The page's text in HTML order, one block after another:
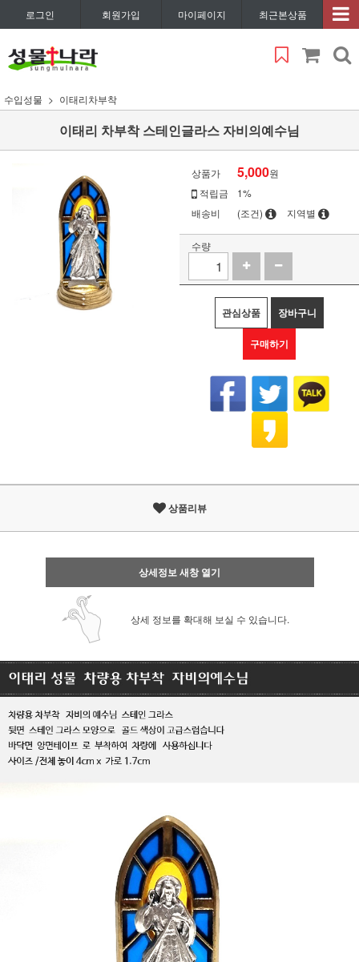
로그인 회원가입 마이페이지 최근본상품
수입성물 이태리차부착
이태리 차부착 스테인글라스 자비의예수님
상품가 5,000원
적립금
1%
배송비
(조건) 지역별
수량
관심상품 장바구니
구매하기
상품리뷰
상세정보 새창 열기
상세 정보를 확대해 보실 수 있습니다.